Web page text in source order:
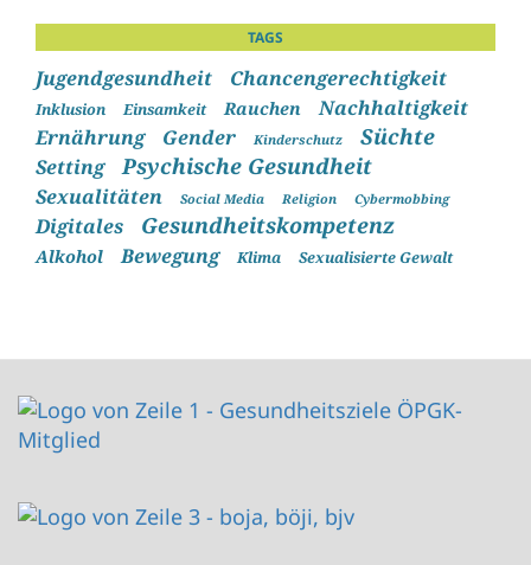
TAGS
Jugendgesundheit Chancengerechtigkeit
Inklusion Einsamkeit Rauchen
Nachhaltigkeit
Ernährung
Gender Kinderschutz Süchte
Setting Psychische Gesundheit
Sexualitäten Social Media Religion Cybermobbing
Digitales Gesundheitskompetenz
Alkohol Bewegung Klima Sexualisierte Gewalt